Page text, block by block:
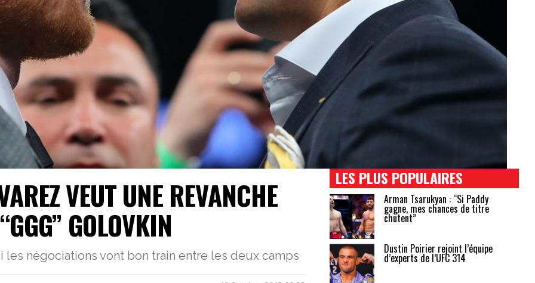
VEUT UNE REVANCHE
GOLOVKIN
négociations vont bon train entre les deux camps
LES PLUS POPULAIRES
Arman Tsarukyan : “Si Paddy
gagne, mes chances de titre
chutent”
Dustin Poirier rejoint l’équipe
d’experts de l’UFC 314